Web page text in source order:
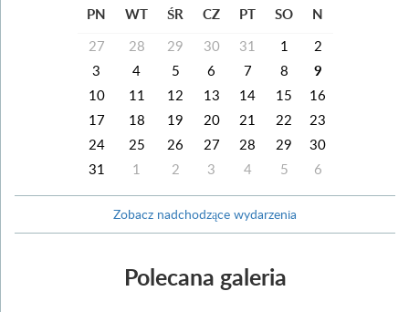
PN WT ŚR CZ PT SO N
27 28 29 30 31 1
2
3
4 5 6 7 8 9
10 11 12 13 14 15
16
17
18 19 20 21 22
23
24
25 26 27 28 29
30
31
1 2 3 4 5 6
Zobacz nadchodzące wydarzenia
Polecana galeria